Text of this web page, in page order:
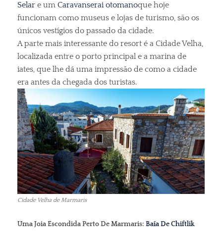
Selar e um Caravanserai otomanoque hoje
funcionam como museus e lojas de turismo, são os
únicos vestígios do passado da cidade.
A parte mais interessante do resort é a Cidade Velha,
localizada entre o porto principal e a marina de
iates, que lhe dá uma impressão de como a cidade
era antes da chegada dos turistas.
Cidade Velha de Marmaris
Uma Joia Escondida Perto De Marmaris: Baía De Chiftlik